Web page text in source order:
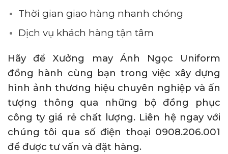
Thời gian giao hàng nhanh chóng
Dịch vụ khách hàng tận tâm
Hãy để Xưởng may Ánh Ngọc Uniform
đồng hành cùng bạn trong việc xây dựng
hình ảnh thương hiệu chuyên nghiệp và ấn
tượng thông qua những bộ đồng phục
công ty giá rẻ chất lượng. Liên hệ ngay với
chúng tôi qua số điện thoại 0908.206.001
để được tư vấn và đặt hàng.